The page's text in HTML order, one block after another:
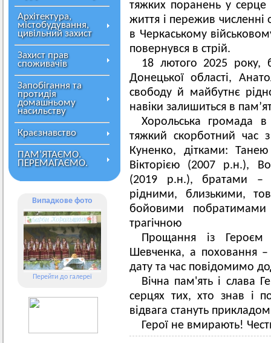
Архітектура,
містобудування,
цивільний захист
Захист прав
споживачів
Запобігання та
протидія
домашньому
насильству
Краєзнавство
ПАМ’ЯТАЄМО.
ПЕРЕМАГАЄМО.
Випадкове фото
Перейти до галереї
тяжких поранень у
життя і пережив численні
в Черкаському
повернувся в стрій.
18 лютого 2025 року,
Донецької області,
свободу й майбутнє
навіки залишиться в
Хорольська громада
тяжкий скорботний
Куненко, дітками:
Вікторією (2007 р.н.),
(2019 р.н.), братами –
рідними, близькими,
бойовими
трагічною
Прощання із Героєм
Шевченка, а поховання –
дату та час повідомимо
Вічна пам'ять і слава
серцях тих, хто знав і
відвага стануть
Герої не вмирають!